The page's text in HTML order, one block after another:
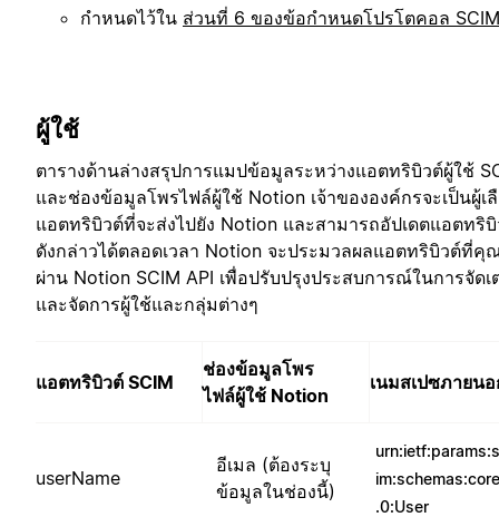
กำหนดไว้ใน ส่วนที่ 6 ของข้อกำหนดโปรโตคอล SCIM
ผู้ใช้
ตารางด้านล่างสรุปการแมปข้อมูลระหว่างแอตทริบิวต์ผู้ใช้
และช่องข้อมูลโพรไฟล์ผู้ใช้ Notion เจ้าขององค์กรจะเป็นผู้เ
แอตทริบิวต์ที่จะส่งไปยัง Notion และสามารถอัปเดตแอตทริ
ดังกล่าวได้ตลอดเวลา Notion จะประมวลผลแอตทริบิวต์ที่คุ
ผ่าน Notion SCIM API เพื่อปรับปรุงประสบการณ์ในการจัดเ
และจัดการผู้ใช้และกลุ่มต่างๆ
แอตทริบิวต์ SCIM
ช่องข้อมูลโพร
ไฟล์ผู้ใช้ Notion
เนมสเปซภายน
userName
อีเมล (ต้องระบุ
ข้อมูลในช่องนี้)
.0:User